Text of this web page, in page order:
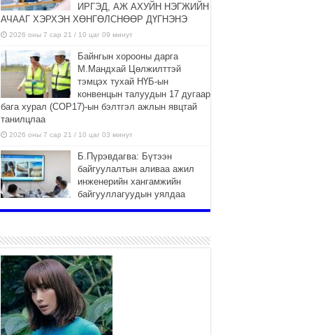
ИРГЭД, АЖ АХУЙН НЭГЖИЙН
АЧААГ ХЭРХЭН ХӨНГӨЛСНӨӨР ДҮГНЭНЭ
2026 оны 7 сар 21 / 10 цаг 09 минут
Байнгын хорооны дарга
М.Мандхай Цөлжилттэй
тэмцэх тухай НҮБ-ын
конвенцын талуудын 17 дугаар
бага хурал (СОР17)-ын бэлтгэл ажлын явцтай
танилцлаа
2026 оны 7 сар 21 / 10 цаг 03 минут
Б.Пүрэвдагва: Бүтээн
байгуулалтын аливаа ажил
инженерийн хангамжийн
байгууллагуудын уялдаа
холбоогүйгээс саатах ёсгүй
“Сэлбэ 20 минутын хот”
төслийн анхны 12 давхар
барилгын үндсэн карказ,
цутгалтын ажил дууслаа
2026 оны 7 сар 20 / 17 цаг 17 минут
Мопед, скүүтер, тэдгээртэй
адилтгах үзүүлэлт бүхий